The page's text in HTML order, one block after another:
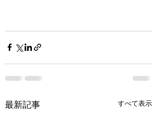
最新記事 すべて表示